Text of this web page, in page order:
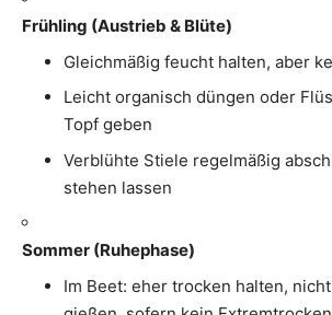
Frühling (Austrieb & Blüte)
Gleichmäßig feucht halten, aber
Leicht organisch düngen oder
Topf geben
Verblühte Stiele regelmäßig
stehen lassen
Sommer (Ruhephase)
Im Beet: eher trocken halten,